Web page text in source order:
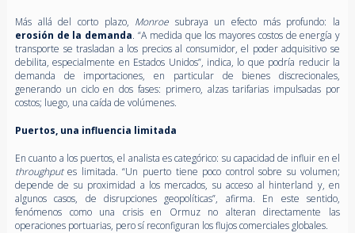
Más allá del corto plazo, Monroe subraya un efecto más profundo: la
erosión de la demanda. “A medida que los mayores costos de energía y
transporte se trasladan a los precios al consumidor, el poder adquisitivo se
debilita, especialmente en Estados Unidos”, indica, lo que podría reducir la
demanda de importaciones, en particular de bienes discrecionales,
generando un ciclo en dos fases: primero, alzas tarifarias impulsadas por
costos; luego, una caída de volúmenes.
Puertos, una influencia limitada
En cuanto a los puertos, el analista es categórico: su capacidad de influir en el
throughputes limitada. “Un puerto tiene poco control sobre su volumen;
depende de su proximidad a los mercados, su acceso al hinterland y, en
algunos casos, de disrupciones geopolíticas”, afirma. En este sentido,
fenómenos como una crisis en Ormuz no alteran directamente las
operaciones portuarias, pero sí reconfiguran los flujos comerciales globales.